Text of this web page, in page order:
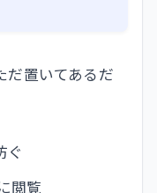
置いてあるだ
ぐ
閲覧